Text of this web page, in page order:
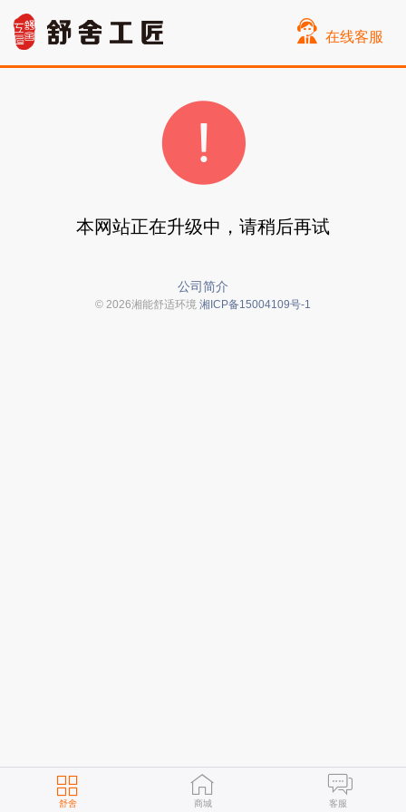
舒舍 商城 客服
在线客服
本网站正在升级中，请稍后再试
公司简介
© 2026湘能舒适环境 湘ICP备15004109号-1